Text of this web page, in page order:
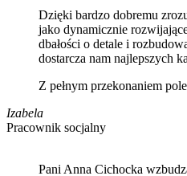
Dzięki bardzo dobremu
jako dynamicznie
dbałości o detale i
dostarcza nam najlepszych
Z pełnym przekonaniem
Izabela
Pracownik socjalny
Pani Anna Cichocka